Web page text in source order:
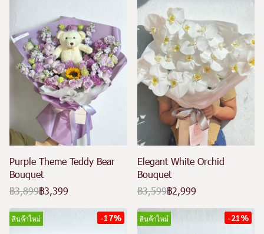
Purple Theme Teddy Bear
Bouquet
฿3,899฿3,399
Elegant White Orchid
Bouquet
฿3,599฿2,999
สินค้าใหม่ -17% สินค้าใหม่ -21%